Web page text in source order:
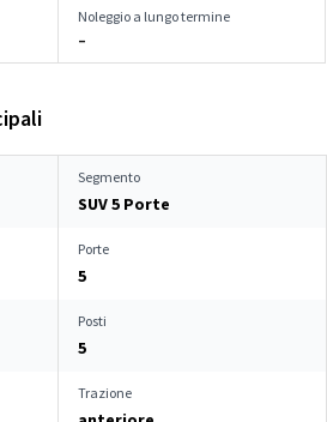
Noleggio a lungo termine
–
Segmento
SUV 5 Porte
Porte
5
Posti
5
Trazione